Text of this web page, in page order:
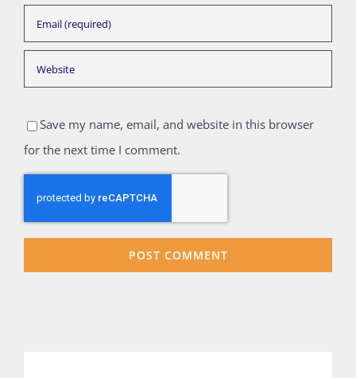
Save my name, email, and website in this browser
for the next time I comment.